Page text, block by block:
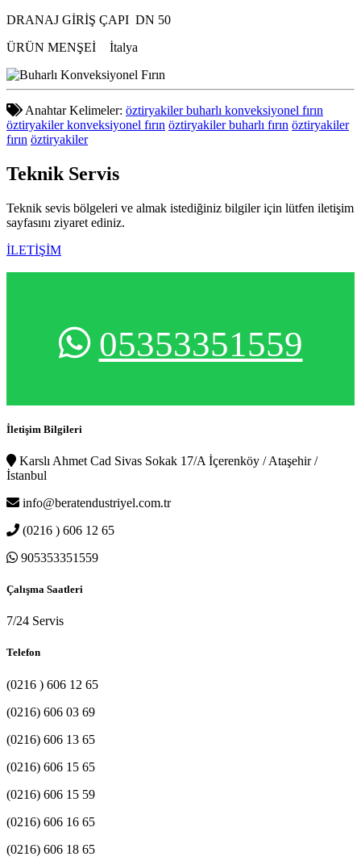
DRANAJ GİRİŞ ÇAPI DN 50
ÜRÜN MENŞEİ
İtalya
Anahtar Kelimeler: öztiryakiler buharlı konveksiyonel fırın
öztiryakiler konveksiyonel fırın öztiryakiler buharlı fırın öztiryakiler
fırın öztiryakiler
Teknik Servis
Teknik sevis bölgeleri ve almak istediğiniz bilgiler için lütfen iletişim
sayfasını ziyaret ediniz.
İLETİŞİM
05353351559
İletişim Bilgileri
Karslı Ahmet Cad Sivas Sokak 17/A İçerenköy / Ataşehir /
İstanbul
info@beratendustriyel.com.tr
(0216 ) 606 12 65
905353351559
Çalışma Saatleri
7/24 Servis
Telefon
(0216 ) 606 12 65
(0216) 606 03 69
(0216) 606 13 65
(0216) 606 15 65
(0216) 606 15 59
(0216) 606 16 65
(0216) 606 18 65